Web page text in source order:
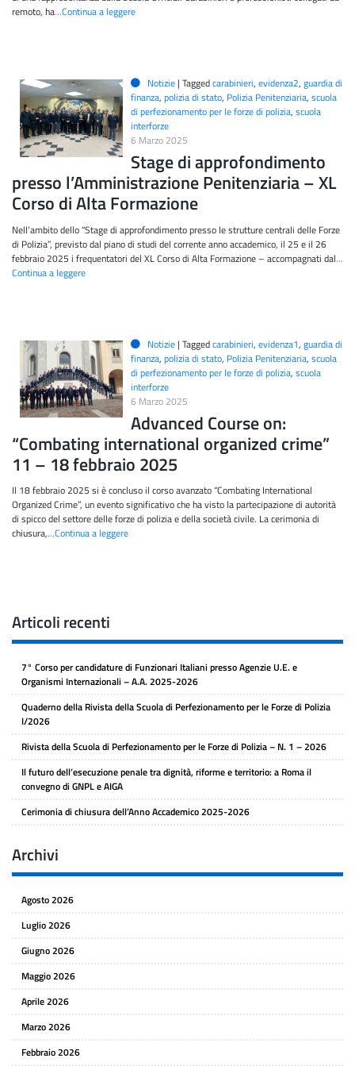
remoto, ha…Continua a leggere
Notizie | Taggedcarabinieri, evidenza2, guardia di
finanza, polizia di stato, Polizia Penitenziaria, scuola
di perfezionamento per le forze di polizia, scuola
interforze
6 Marzo 2025
Stage di approfondimento
presso l’Amministrazione Penitenziaria – XL
Corso di Alta Formazione
Nell’ambito dello “Stage di approfondimento presso le strutture centrali delle Forze
di Polizia”, previsto dal piano di studi del corrente anno accademico, il 25 e il 26
febbraio 2025 i frequentatori del XL Corso di Alta Formazione – accompagnati dal…
Continua a leggere
Notizie | Taggedcarabinieri, evidenza1, guardia di
finanza, polizia di stato, Polizia Penitenziaria, scuola
di perfezionamento per le forze di polizia, scuola
interforze
6 Marzo 2025
Advanced Course on:
“Combating international organized crime”
11 – 18 febbraio 2025
Il 18 febbraio 2025 si è concluso il corso avanzato “Combating International
Organized Crime”, un evento significativo che ha visto la partecipazione di autorità
di spicco del settore delle forze di polizia e della società civile. La cerimonia di
chiusura,…Continua a leggere
Articoli recenti
7° Corso per candidature di Funzionari Italiani presso Agenzie U.E. e
Organismi Internazionali – A.A. 2025-2026
Quaderno della Rivista della Scuola di Perfezionamento per le Forze di Polizia
I/2026
Rivista della Scuola di Perfezionamento per le Forze di Polizia – N. 1 – 2026
Il futuro dell’esecuzione penale tra dignità, riforme e territorio: a Roma il
convegno di GNPL e AIGA
Cerimonia di chiusura dell’Anno Accademico 2025-2026
Archivi
Agosto 2026
Luglio 2026
Giugno 2026
Maggio 2026
Aprile 2026
Marzo 2026
Febbraio 2026